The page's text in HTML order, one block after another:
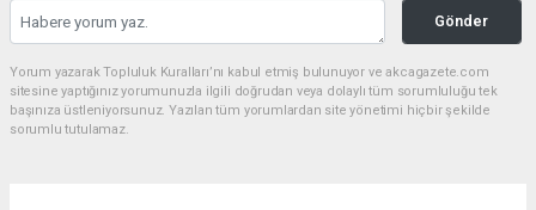
Gönder
Yorum yazarak Topluluk Kuralları’nı kabul etmiş bulunuyor ve akcagazete.com
sitesine yaptığınız yorumunuzla ilgili doğrudan veya dolaylı tüm sorumluluğu tek
başınıza üstleniyorsunuz. Yazılan tüm yorumlardan site yönetimi hiçbir şekilde
sorumlu tutulamaz.